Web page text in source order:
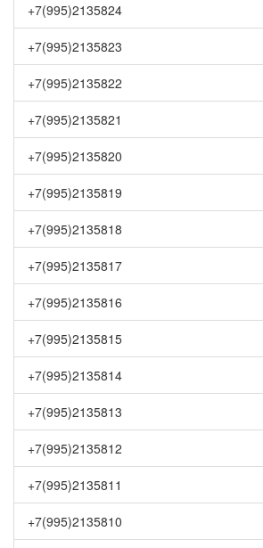
+7(995)2135824
+7(995)2135823
+7(995)2135822
+7(995)2135821
+7(995)2135820
+7(995)2135819
+7(995)2135818
+7(995)2135817
+7(995)2135816
+7(995)2135815
+7(995)2135814
+7(995)2135813
+7(995)2135812
+7(995)2135811
+7(995)2135810